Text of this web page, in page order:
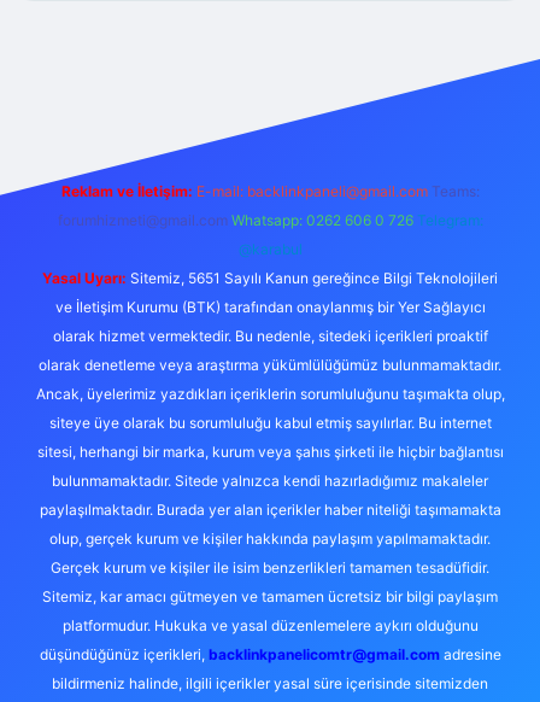
Reklam ve İletişim: E-mail: backlinkpaneli@gmail.com Teams:
forumhizmeti@gmail.com Whatsapp: 0262 606 0 726 Telegram:
@karabul
Yasal Uyarı: Sitemiz, 5651 Sayılı Kanun gereğince Bilgi Teknolojileri
ve İletişim Kurumu (BTK) tarafından onaylanmış bir Yer Sağlayıcı
olarak hizmet vermektedir. Bu nedenle, sitedeki içerikleri proaktif
olarak denetleme veya araştırma yükümlülüğümüz bulunmamaktadır.
Ancak, üyelerimiz yazdıkları içeriklerin sorumluluğunu taşımakta olup,
siteye üye olarak bu sorumluluğu kabul etmiş sayılırlar. Bu internet
sitesi, herhangi bir marka, kurum veya şahıs şirketi ile hiçbir bağlantısı
bulunmamaktadır. Sitede yalnızca kendi hazırladığımız makaleler
paylaşılmaktadır. Burada yer alan içerikler haber niteliği taşımamakta
olup, gerçek kurum ve kişiler hakkında paylaşım yapılmamaktadır.
Gerçek kurum ve kişiler ile isim benzerlikleri tamamen tesadüfidir.
Sitemiz, kar amacı gütmeyen ve tamamen ücretsiz bir bilgi paylaşım
platformudur. Hukuka ve yasal düzenlemelere aykırı olduğunu
düşündüğünüz içerikleri, backlinkpanelicomtr@gmail.comadresine
bildirmeniz halinde, ilgili içerikler yasal süre içerisinde sitemizden